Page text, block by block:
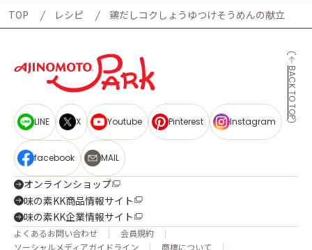
TOP レシピ 鶏だしコクしょうゆつけそうめんの献立
BACK TO TOP
LINE X Youtube Pinterest Instagram
facebook MAIL
オンラインショップ
味の素KK商品情報サイト
味の素KK企業情報サイト
よくあるお問い合わせ
会員規約
ソーシャルメディアガイドライン
商標について